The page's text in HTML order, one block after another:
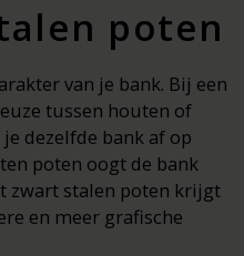
poten
van je bank. Bij een
tussen houten of
dezelfde bank af op
poten oogt de bank
zwart stalen poten krijgt
en meer grafische